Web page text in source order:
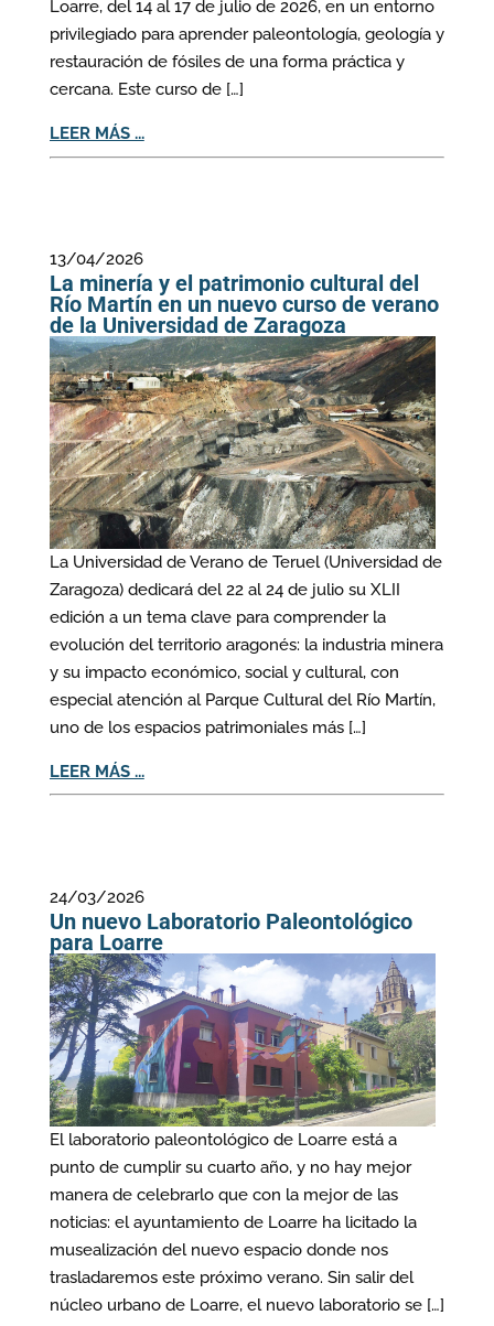
Loarre, del 14 al 17 de julio de 2026, en un entorno
privilegiado para aprender paleontología, geología y
restauración de fósiles de una forma práctica y
cercana. Este curso de […]
LEER MÁS ...
13/04/2026
La minería y el patrimonio cultural del
Río Martín en un nuevo curso de verano
de la Universidad de Zaragoza
La Universidad de Verano de Teruel (Universidad de
Zaragoza) dedicará del 22 al 24 de julio su XLII
edición a un tema clave para comprender la
evolución del territorio aragonés: la industria minera
y su impacto económico, social y cultural, con
especial atención al Parque Cultural del Río Martín,
uno de los espacios patrimoniales más […]
LEER MÁS ...
24/03/2026
Un nuevo Laboratorio Paleontológico
para Loarre
El laboratorio paleontológico de Loarre está a
punto de cumplir su cuarto año, y no hay mejor
manera de celebrarlo que con la mejor de las
noticias: el ayuntamiento de Loarre ha licitado la
musealización del nuevo espacio donde nos
trasladaremos este próximo verano. Sin salir del
núcleo urbano de Loarre, el nuevo laboratorio se […]